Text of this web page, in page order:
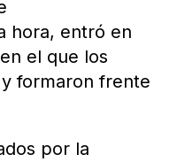
hora, entró en
el que los
formaron frente
por la